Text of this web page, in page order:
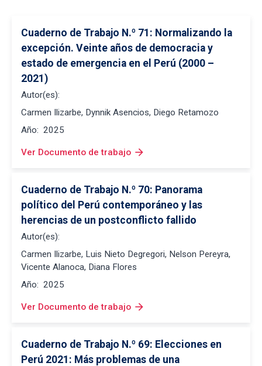
Cuaderno de Trabajo N.º 71: Normalizando la
excepción. Veinte años de democracia y
estado de emergencia en el Perú (2000 –
2021)
Autor(es):
Carmen Ilizarbe, Dynnik Asencios, Diego Retamozo
Año: 2025
Ver Documento de trabajo arrow_forward
Cuaderno de Trabajo N.º 70: Panorama
político del Perú contemporáneo y las
herencias de un postconflicto fallido
Autor(es):
Carmen Ilizarbe, Luis Nieto Degregori, Nelson Pereyra,
Vicente Alanoca, Diana Flores
Año: 2025
Ver Documento de trabajo arrow_forward
Cuaderno de Trabajo N.º 69: Elecciones en
Perú 2021: Más problemas de una